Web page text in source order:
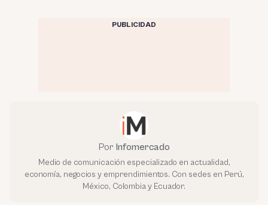
PUBLICIDAD
Por Infomercado
Medio de comunicación especializado en actualidad,
economía, negocios y emprendimientos. Con sedes en Perú,
México, Colombia y Ecuador.